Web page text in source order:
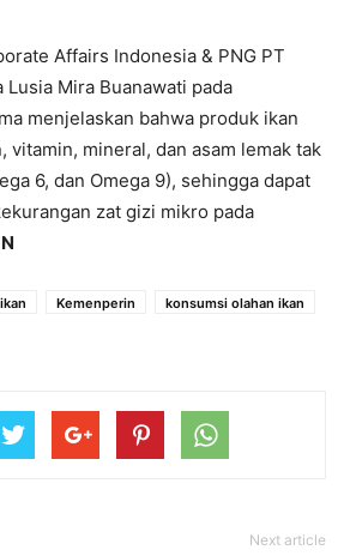
Affairs Indonesia & PNG PT
Lusia Mira Buanawati pada
menjelaskan bahwa produk ikan
vitamin, mineral, dan asam lemak tak
6, dan Omega 9), sehingga dapat
zat gizi mikro pada
Kemenperin
konsumsi olahan ikan
Next article